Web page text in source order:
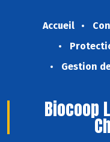
Accueil
Gestion
Biocoop